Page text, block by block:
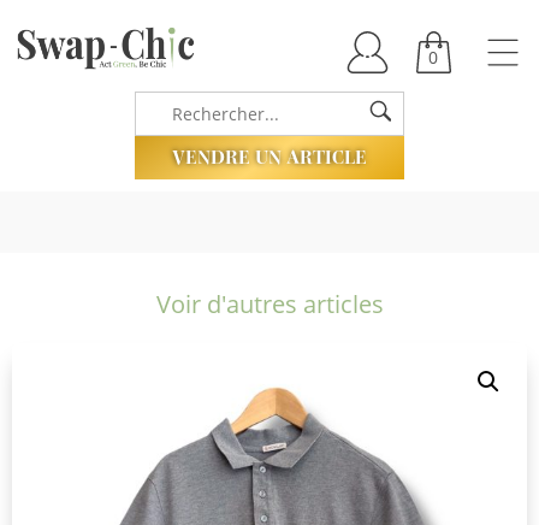
0
VENDRE UN ARTICLE
Voir d'autres articles